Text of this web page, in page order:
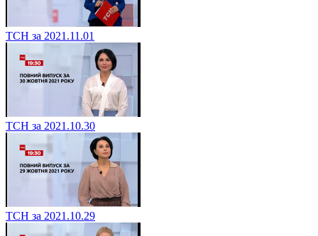
ТСН за 2021.11.01
ТСН за 2021.10.30
ТСН за 2021.10.29